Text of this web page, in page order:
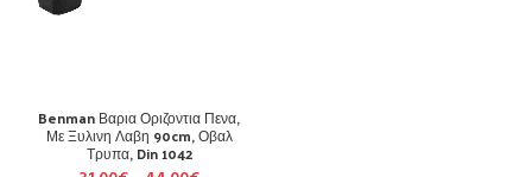
Benman Βαρια Οριζοντια Πενα,
Με Ξυλινη Λαβη 90cm, Οβαλ
Τρυπα, Din 1042